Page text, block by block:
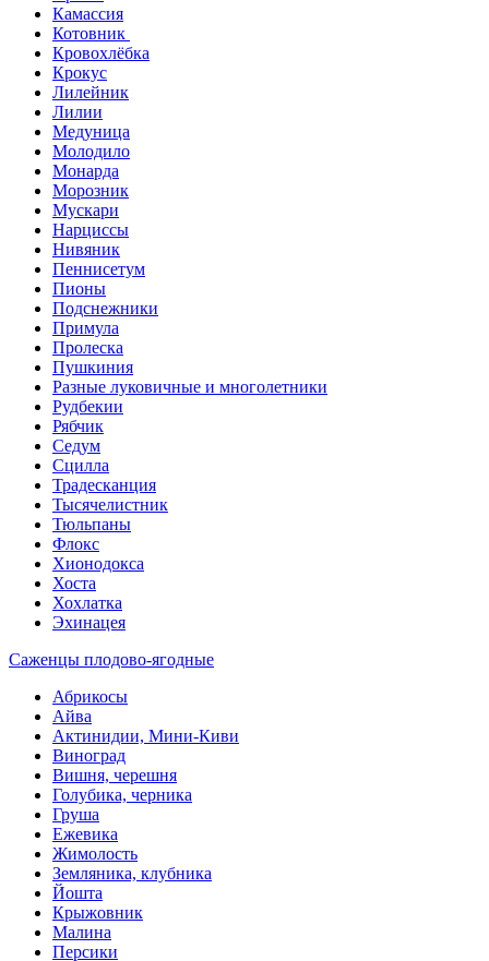
Камассия
Котовник
Кровохлёбка
Крокус
Лилейник
Лилии
Медуница
Молодило
Монарда
Морозник
Мускари
Нарциссы
Нивяник
Пеннисетум
Пионы
Подснежники
Примула
Пролеска
Пушкиния
Разные луковичные и многолетники
Рудбекии
Рябчик
Седум
Сцилла
Традесканция
Тысячелистник
Тюльпаны
Флокс
Хионодокса
Хоста
Хохлатка
Эхинацея
Саженцы плодово-ягодные
Абрикосы
Айва
Актинидии, Мини-Киви
Виноград
Вишня, черешня
Голубика, черника
Груша
Ежевика
Жимолость
Земляника, клубника
Йошта
Крыжовник
Малина
Персики